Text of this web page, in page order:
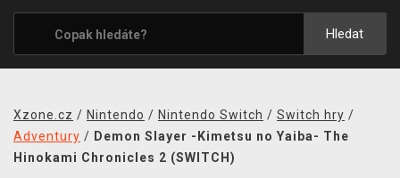
Hledat
XZONE ORIGINALS
TÉMATIKY
MERCHANDISE
Xzone.cz / Nintendo / Nintendo Switch / Switch hry /
Adventury / Demon Slayer -Kimetsu no Yaiba- The
Hinokami Chronicles 2 (SWITCH)